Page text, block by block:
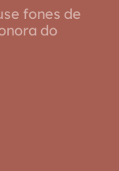
fones de
do